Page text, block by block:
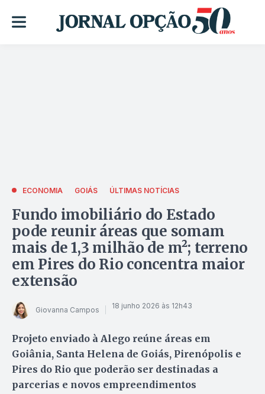
ECONOMIA GOIÁS ÚLTIMAS NOTÍCIAS
Fundo imobiliário do Estado
pode reunir áreas que somam
mais de 1,3 milhão de m²; terreno
em Pires do Rio concentra maior
extensão
Giovanna Campos 18 junho 2026 às 12h43
Projeto enviado à Alego reúne áreas em
Goiânia, Santa Helena de Goiás, Pirenópolis e
Pires do Rio que poderão ser destinadas a
parcerias e novos empreendimentos